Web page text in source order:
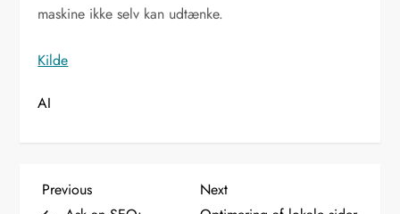
maskine ikke selv kan udtænke.
Kilde
AI
I
Previous
Previous
Next
Next